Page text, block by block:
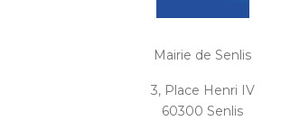
Mairie de Senlis
3, Place Henri IV
60300 Senlis